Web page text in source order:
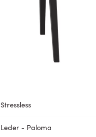
Stressless
Leder - Paloma